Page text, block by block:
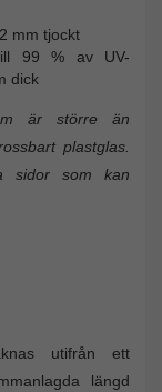
mm tjockt
99 % av UV-
dick
är större än
plastglas.
sidor som kan
utifrån ett
längd